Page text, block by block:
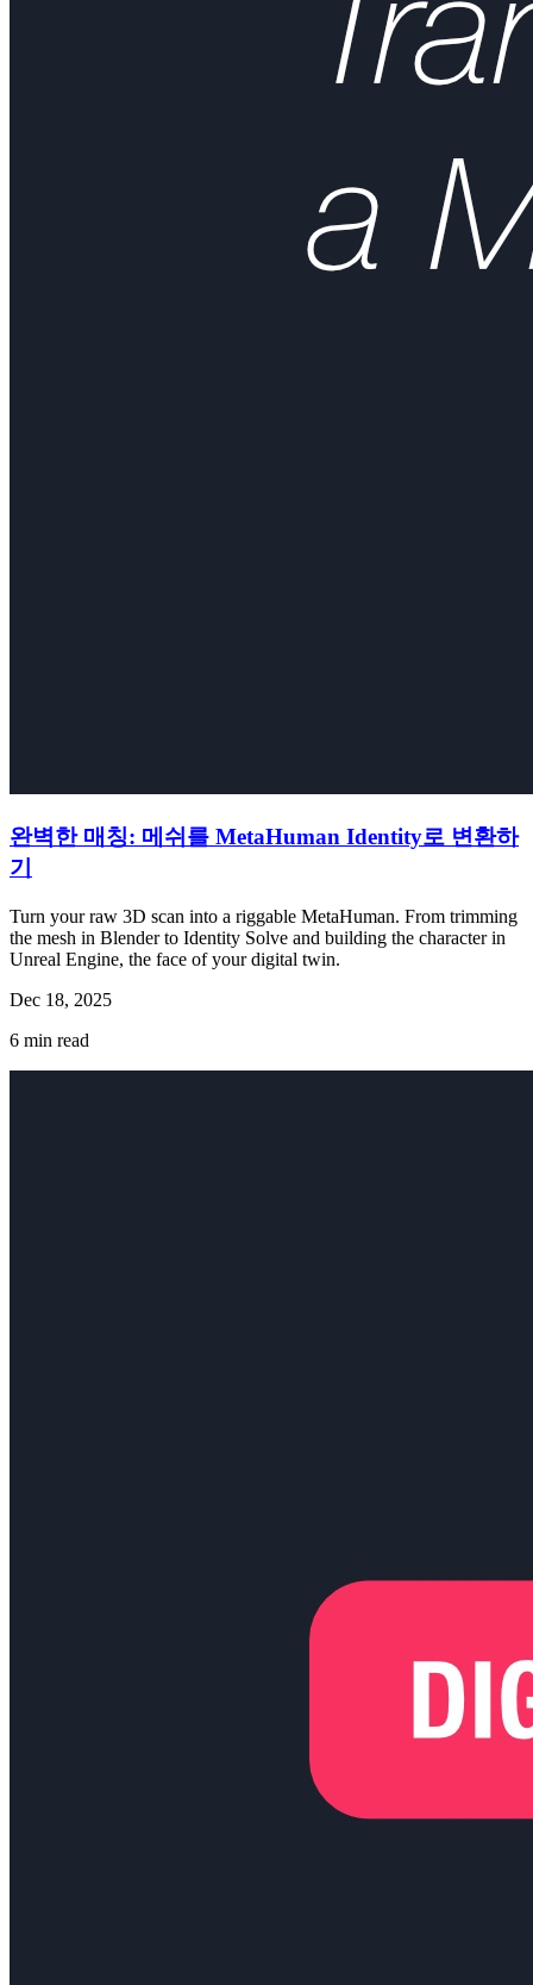
완벽한 매칭: 메쉬를 MetaHuman Identity로 변환하
기
Turn your raw 3D scan into a riggable MetaHuman. From trimming
the mesh in Blender to Identity Solve and building the character in
Unreal Engine, the face of your digital twin.
Dec 18, 2025
6 min read